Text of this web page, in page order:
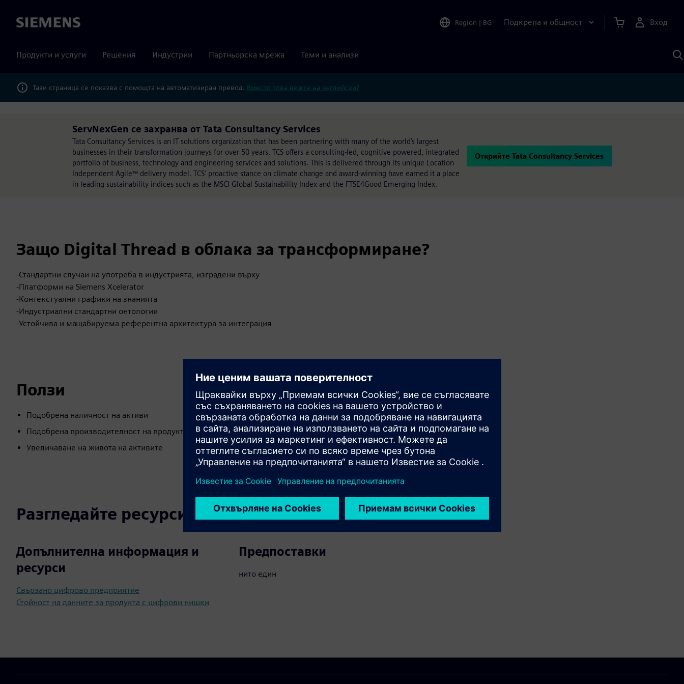
Siemens Region | BG Подкрепа и общност Вход
Продукти и услуги Решения Индустрии Партньорска мрежа Теми и анализи
с
Тази страница се показва с помощта на автоматизиран превод. Вместо това вижте на английски?
ServNexGen се захранва от Tata Consultancy Services
Tata Consultancy Services is an IT solutions organization that has been partnering with many of the world’s largest
businesses in their transformation journeys for over 50 years. TCS offers a consulting-led, cognitive powered, integrated
portfolio of business, technology and engineering services and solutions. This is delivered through its unique Location
Independent Agile™ delivery model. TCS' proactive stance on climate change and award-winning have earned it a place
in leading sustainability indices such as the MSCI Global Sustainability Index and the FTSE4Good Emerging Index.
Открийте Tata Consultancy Services
Защо Digital Thread в облака за трансформиране?
-Стандартни случаи на употреба в индустрията, изградени върху
-Платформи на Siemens Xcelerator
-Контекстуални графики на знанията
-Индустриални стандартни онтологии
-Устойчива и мащабируема референтна архитектура за интеграция
Ползи
Подобрена наличност на активи
Подобрена производителност на продукта с помощта на данни за активи в реално време
Увеличаване на живота на активите
Разгледайте ресурси и свързани продукти
Допълнителна информация и
ресурси
Свързано цифрово предприятие
Стойност на данните за продукта с цифрови нишки
Предпоставки
нито един